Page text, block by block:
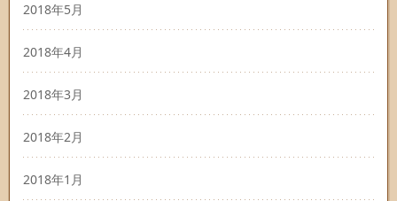
2018年5月
2018年4月
2018年3月
2018年2月
2018年1月